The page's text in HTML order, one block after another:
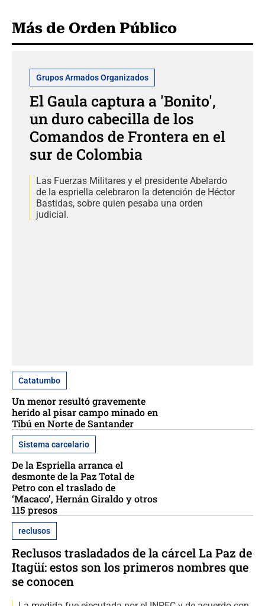
Más de Orden Público
Grupos Armados Organizados
El Gaula captura a 'Bonito',
un duro cabecilla de los
Comandos de Frontera en el
sur de Colombia
Las Fuerzas Militares y el presidente Abelardo
de la espriella celebraron la detención de Héctor
Bastidas, sobre quien pesaba una orden
judicial.
Catatumbo
Un menor resultó gravemente
herido al pisar campo minado en
Tibú en Norte de Santander
Sistema carcelario
De la Espriella arranca el
desmonte de la Paz Total de
Petro con el traslado de
‘Macaco’, Hernán Giraldo y otros
115 presos
reclusos
Reclusos trasladados de la cárcel La Paz de
Itagüí: estos son los primeros nombres que
se conocen